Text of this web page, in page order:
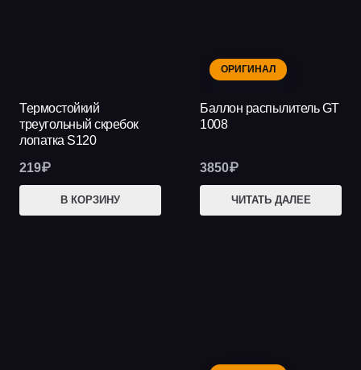
Термостойкий
треугольный скребок
лопатка S120
219₽
В КОРЗИНУ
ОРИГИНАЛ
Баллон распылитель GT
1008
3850₽
ЧИТАТЬ ДАЛЕЕ